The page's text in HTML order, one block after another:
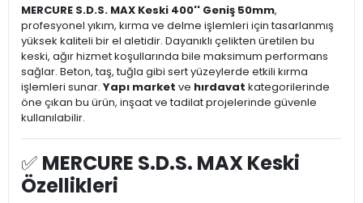
MERCURE S.D.S. MAX Keski 400'' Geniş 50mm,
profesyonel yıkım, kırma ve delme işlemleri için tasarlanmış
yüksek kaliteli bir el aletidir. Dayanıklı çelikten üretilen bu
keski, ağır hizmet koşullarında bile maksimum performans
sağlar. Beton, taş, tuğla gibi sert yüzeylerde etkili kırma
işlemleri sunar. Yapı market ve hırdavat kategorilerinde
öne çıkan bu ürün, inşaat ve tadilat projelerinde güvenle
kullanılabilir.
✅ MERCURE S.D.S. MAX Keski
Özellikleri